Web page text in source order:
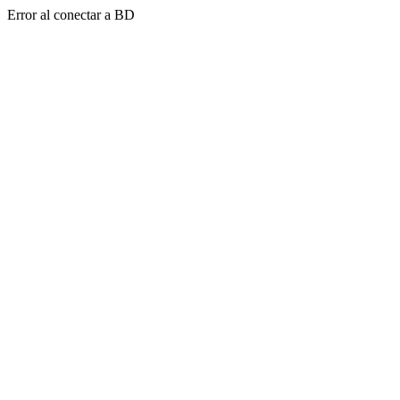
Error al conectar a BD